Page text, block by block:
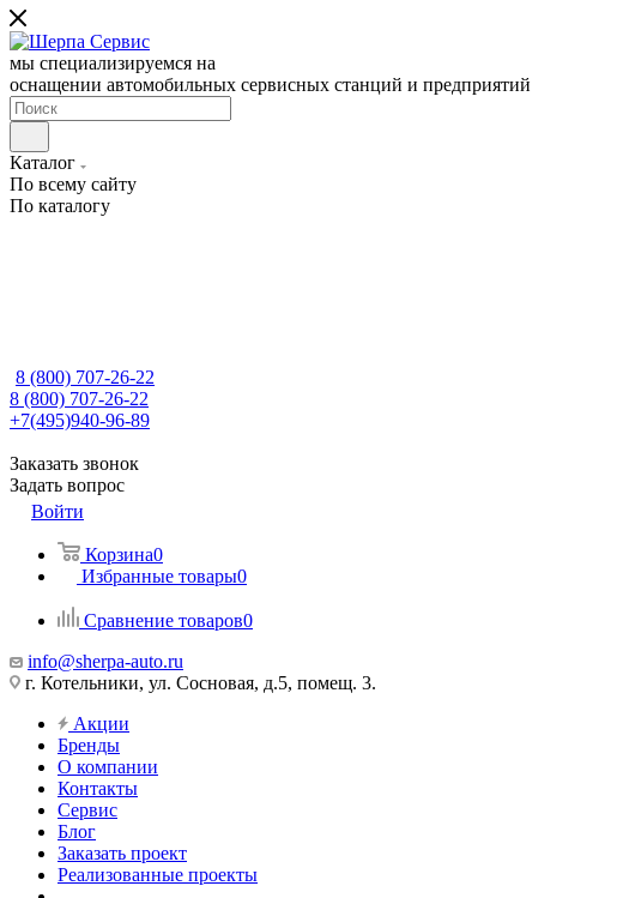
мы специализируемся на
оснащении автомобильных сервисных станций и предприятий
Каталог
По всему сайту
По каталогу
8 (800) 707-26-22
8 (800) 707-26-22
+7(495)940-96-89
Заказать звонок
Задать вопрос
Войти
Корзина0
Избранные товары0
Сравнение товаров0
info@sherpa-auto.ru
г. Котельники, ул. Сосновая, д.5, помещ. 3.
Акции
Бренды
О компании
Контакты
Сервис
Блог
Заказать проект
Реализованные проекты